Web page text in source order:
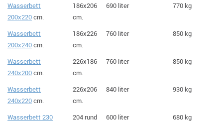
Wasserbett
200x220cm.
186x206
cm.
690 liter 770 kg
Wasserbett
200x240cm.
186x226
cm.
760 liter 850 kg
Wasserbett
240x200cm.
226x186
cm.
760 liter 850 kg
Wasserbett
240x220cm.
226x206
cm.
840 liter 930 kg
Wasserbett 230
204 rund
600 liter 680 kg